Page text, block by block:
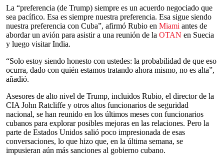
La “preferencia (de Trump) siempre es un acuerdo negociado que
sea pacífico. Esa es siempre nuestra preferencia. Esa sigue siendo
nuestra preferencia con Cuba”, afirmó Rubio en Miami antes de
abordar un avión para asistir a una reunión de la OTAN en Suecia
y luego visitar India.
“Solo estoy siendo honesto con ustedes: la probabilidad de que eso
ocurra, dado con quién estamos tratando ahora mismo, no es alta”,
añadió.
Asesores de alto nivel de Trump, incluidos Rubio, el director de la
CIA John Ratcliffe y otros altos funcionarios de seguridad
nacional, se han reunido en los últimos meses con funcionarios
cubanos para explorar posibles mejoras en las relaciones. Pero la
parte de Estados Unidos salió poco impresionada de esas
conversaciones, lo que hizo que, en la última semana, se
impusieran aún más sanciones al gobierno cubano.